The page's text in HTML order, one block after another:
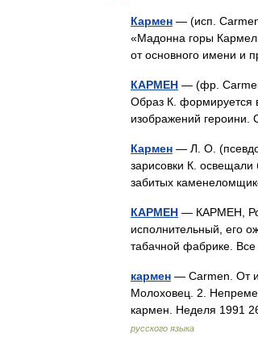
Кармен — (исп.
«Мадонна горы
от основного имени и
КАРМЕН — (фр.
Образ К. формируется
изображений
Кармен — Л. О.
зарисовки К. освещали
забитых
КАРМЕН — КАРМЕН,
исполнительный, его
табачной фабрике.
кармен — Carmen. От
Молоховец. 2.
кармен. Неделя 1991
русского языка